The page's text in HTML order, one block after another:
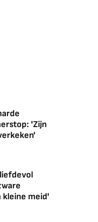
'Zijn
kleine meid'